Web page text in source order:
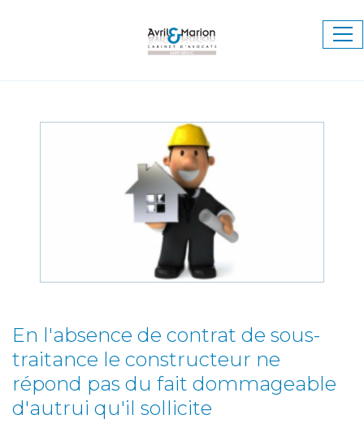
En l'absence de contrat de sous-
traitance le constructeur ne
répond pas du fait dommageable
d'autrui qu'il sollicite